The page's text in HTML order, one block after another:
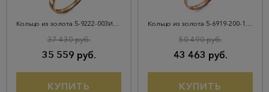
Кольцо из золота 5-9222-003И7-1К
35 559 руб.
37 430 руб.
КУПИТЬ
Кольцо из золота 5-6919-200-1К-АгГол
43 463 руб.
50 490 руб.
КУПИТЬ